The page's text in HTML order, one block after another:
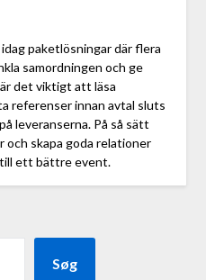
paketlösningar där flera
samordningen och ge
det viktigt att läsa
referenser innan avtal sluts
leveranserna. På så sätt
och skapa goda relationer
ett bättre event.
Søg